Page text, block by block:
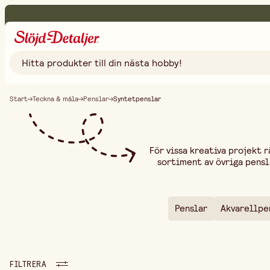
Start Teckna & måla Penslar Syntetpenslar
För vissa kreativa projekt
sortiment av övriga
Oavsett om du jobbar
stöpplare för att skapa
pyssel, textilmålning och
färgtyper och
Penslar
FILTRERA